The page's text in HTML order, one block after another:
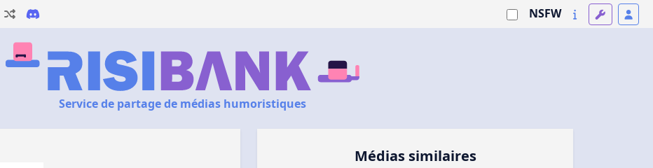
NSFW
Service de partage de médias humoristiques
Médias similaires